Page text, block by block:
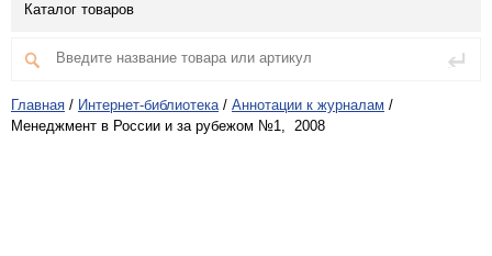
Каталог товаров
Главная / Интернет-библиотека / Аннотации к журналам /
Менеджмент в России и за рубежом №1, 2008